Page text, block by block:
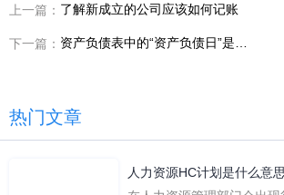
上一篇： 了解新成立的公司应该如何记账
下一篇：
热门文章
人力资源HC计划是什么意